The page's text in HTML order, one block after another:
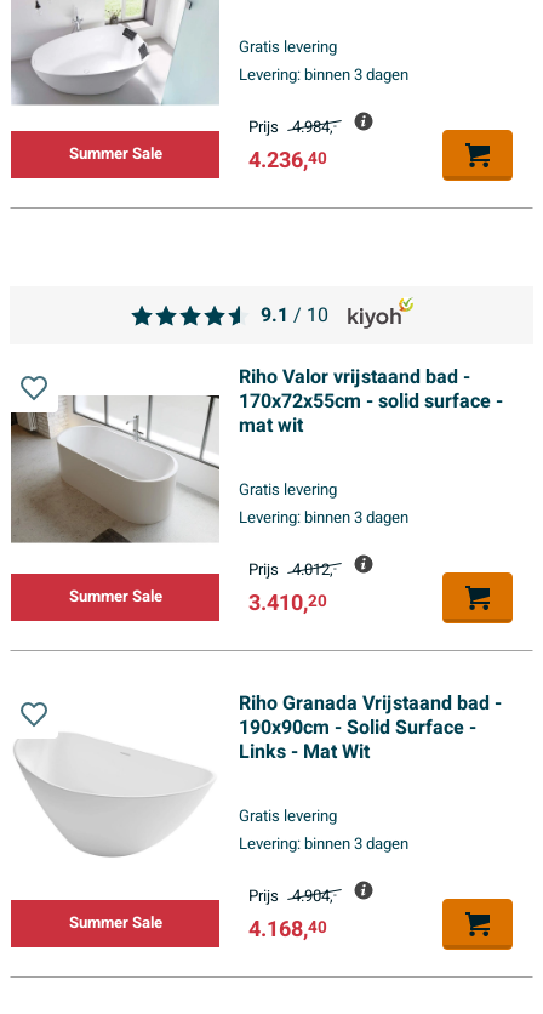
Summer Sale
Gratis levering
Levering:binnen 3 dagen
Prijs 4.984,-
4.236,40
Summer Sale
Riho Valor vrijstaand bad -
170x72x55cm - solid surface -
mat wit
Gratis levering
Levering:binnen 3 dagen
Prijs 4.012,-
3.410,20
Summer Sale
Riho Granada Vrijstaand bad -
190x90cm - Solid Surface -
Links - Mat Wit
Gratis levering
Levering:binnen 3 dagen
Prijs 4.904,-
4.168,40
9.1 / 10